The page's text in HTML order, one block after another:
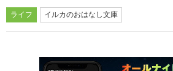
ライフ イルカのおはなし文庫